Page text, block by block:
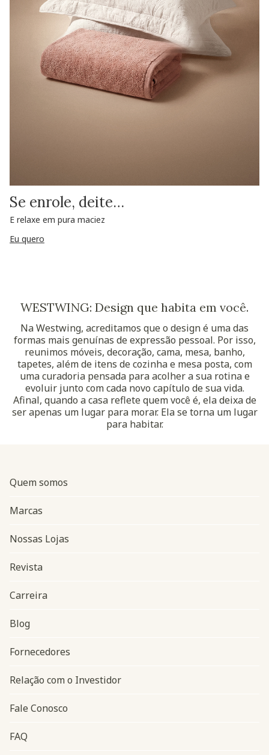
Se enrole, deite…
E relaxe em pura maciez
Eu quero
WESTWING: Design que habita em você.
Na Westwing, acreditamos que o design é uma das
formas mais genuínas de expressão pessoal. Por isso,
reunimos móveis, decoração, cama, mesa, banho,
tapetes, além de itens de cozinha e mesa posta, com
uma curadoria pensada para acolher a sua rotina e
evoluir junto com cada novo capítulo de sua vida.
Afinal, quando a casa reflete quem você é, ela deixa de
ser apenas um lugar para morar. Ela se torna um lugar
para habitar.
Navegação do rodapé
Quem somos
Marcas
Nossas Lojas
Revista
Carreira
Blog
Fornecedores
Relação com o Investidor
Fale Conosco
FAQ